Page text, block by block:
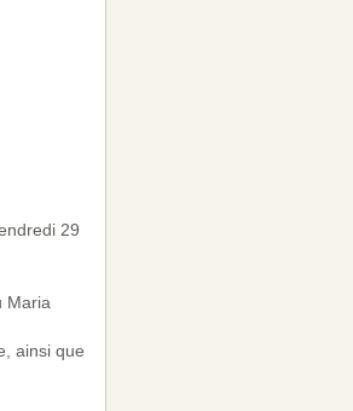
29
Maria
ainsi que